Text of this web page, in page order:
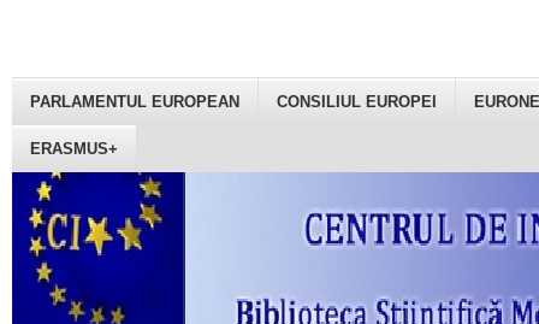
PARLAMENTUL EUROPEAN CONSILIUL EUROPEI
ERASMUS+